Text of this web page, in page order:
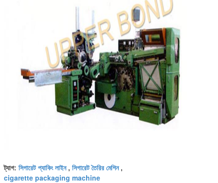
ট্যাগ: সিগারেট প্যাকিং লাইন, সিগারেট তৈরির মেশিন,
cigarette packaging machine